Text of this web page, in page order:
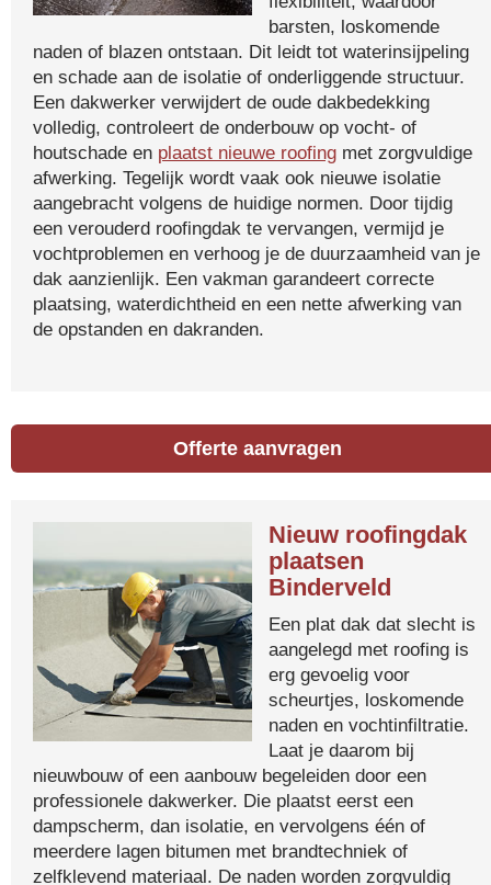
barsten, loskomende
naden of blazen ontstaan. Dit leidt tot waterinsijpeling
en schade aan de isolatie of onderliggende structuur.
Een dakwerker verwijdert de oude dakbedekking
volledig, controleert de onderbouw op vocht- of
houtschade en plaatst nieuwe roofing met zorgvuldige
afwerking. Tegelijk wordt vaak ook nieuwe isolatie
aangebracht volgens de huidige normen. Door tijdig
een verouderd roofingdak te vervangen, vermijd je
vochtproblemen en verhoog je de duurzaamheid van je
dak aanzienlijk. Een vakman garandeert correcte
plaatsing, waterdichtheid en een nette afwerking van
de opstanden en dakranden.
Offerte aanvragen
Nieuw roofingdak
plaatsen
Binderveld
Een plat dak dat slecht is
aangelegd met roofing is
erg gevoelig voor
scheurtjes, loskomende
naden en vochtinfiltratie.
Laat je daarom bij
nieuwbouw of een aanbouw begeleiden door een
professionele dakwerker. Die plaatst eerst een
dampscherm, dan isolatie, en vervolgens één of
meerdere lagen bitumen met brandtechniek of
zelfklevend materiaal. De naden worden zorgvuldig